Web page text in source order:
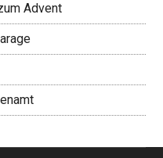
Advent